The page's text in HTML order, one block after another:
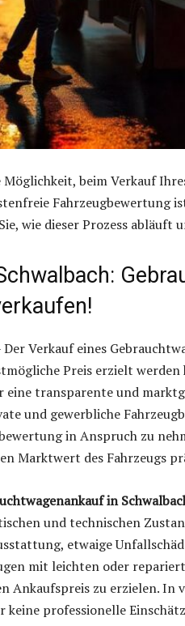
beim Verkauf
wie dieser Prozess abläuft
Der Verkauf eines
Preis erzielt
transparente und
und gewerbliche
in Anspruch zu
Marktwert des Fahrzeugs
in
und technischen
etwaige
mit leichten oder
Ankaufspreis zu erzielen. In
keine professionelle